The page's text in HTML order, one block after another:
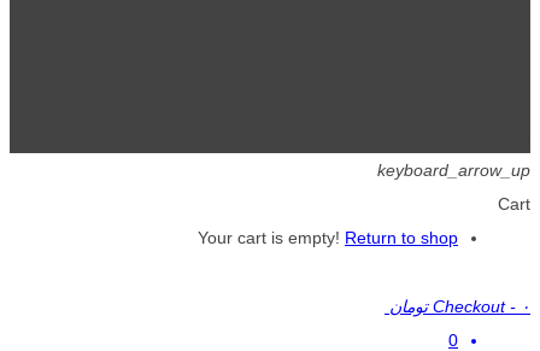
keyboard_arrow_up
Cart
Your cart is empty! Return to shop
Checkout - ۰ تومان
0